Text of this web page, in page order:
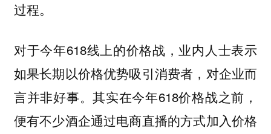
过程。
对于今年618线上的价格战，业内人士表示
如果长期以价格优势吸引消费者，对企业而
言并非好事。其实在今年618价格战之前，
便有不少酒企通过电商直播的方式加入价格